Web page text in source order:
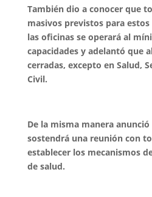
También dio a conocer que
masivos previstos para estos
las oficinas se operará al
capacidades y adelantó que
cerradas, excepto en Salud,
Civil.
De la misma manera
sostendrá una reunión con
establecer los mecanismos
de salud.